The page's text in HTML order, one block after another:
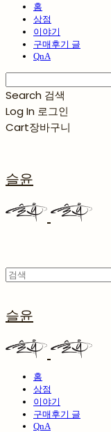
홈
상점
이야기
구매후기 글
QnA
Search 검색
Log In 로그인
Cart장바구니
슬윤
슬윤
홈
상점
이야기
구매후기 글
QnA